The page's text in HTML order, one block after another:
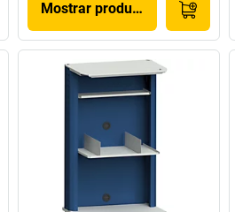
Mostrar produto